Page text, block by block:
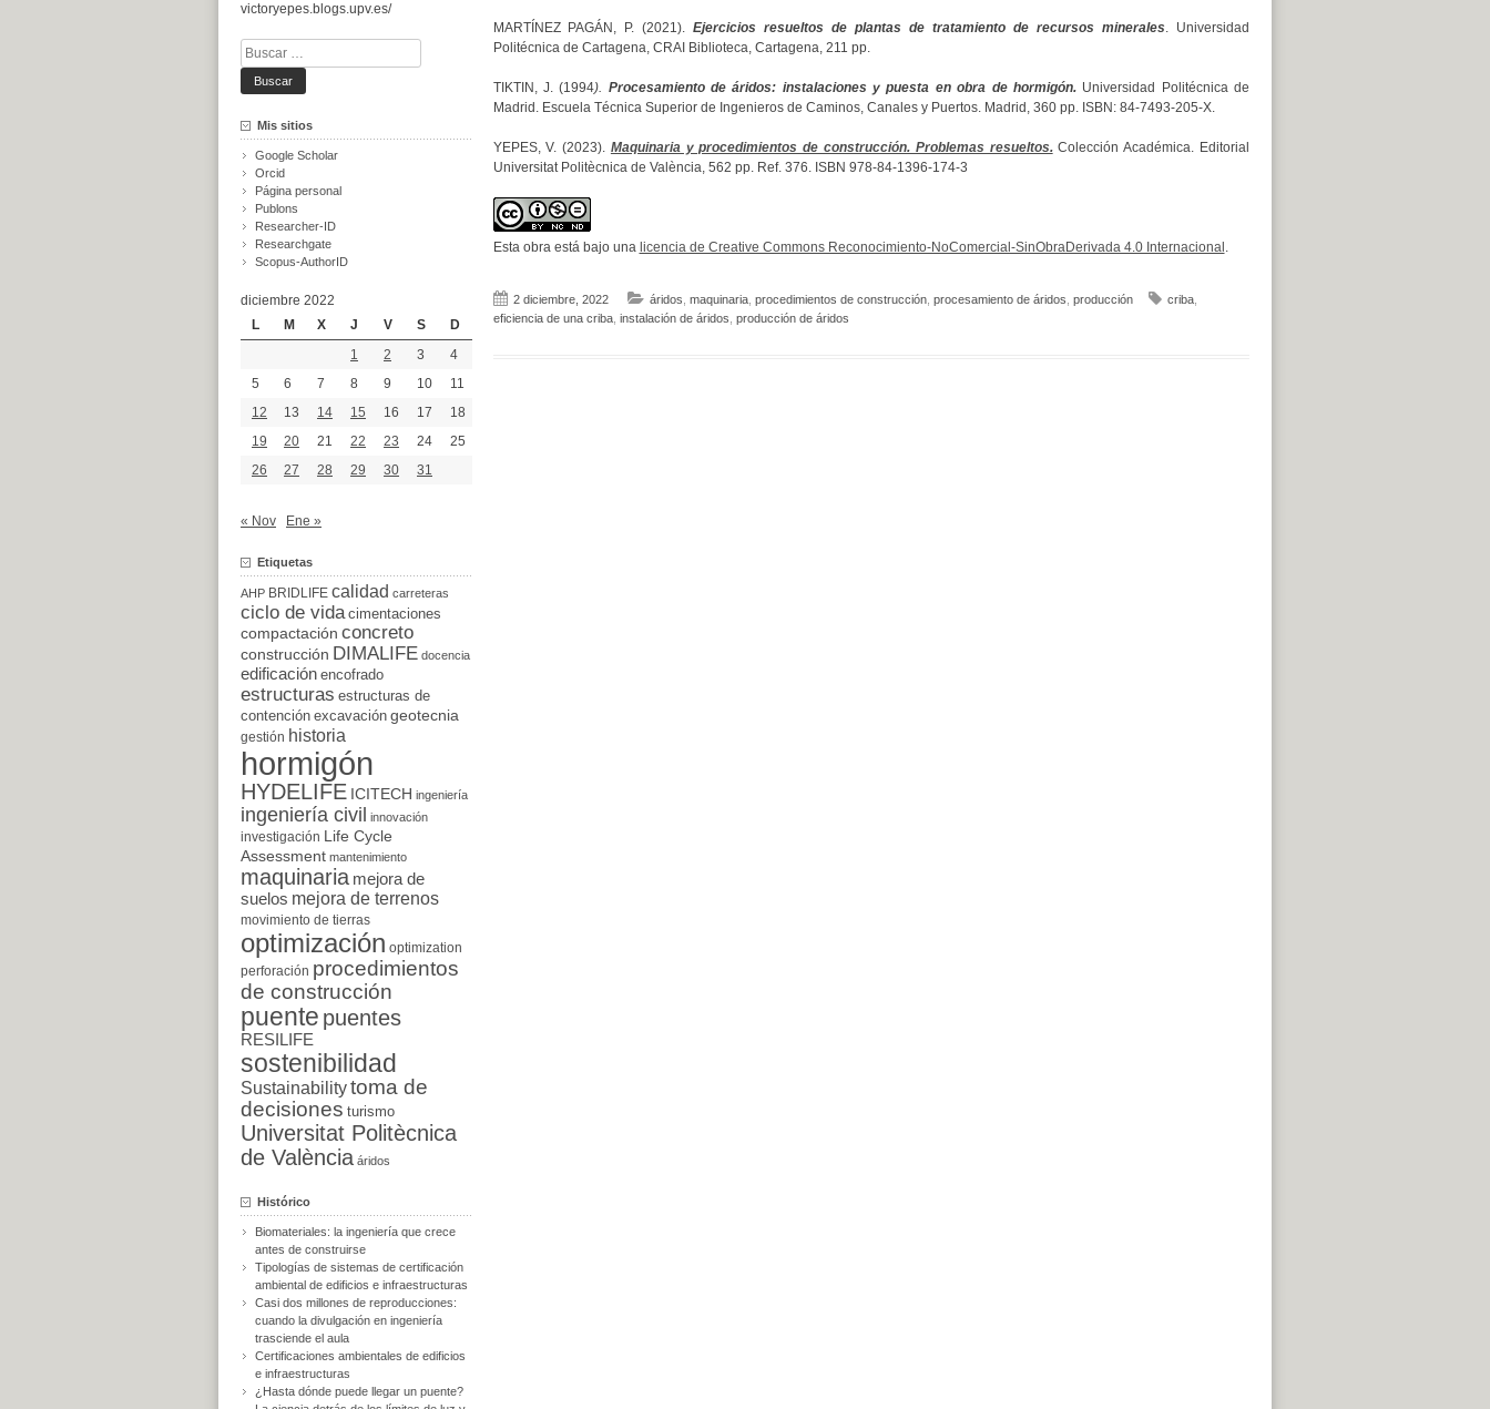
MARTÍNEZ PAGÁN, P. (2021).Ejercicios resueltos de plantas de tratamiento de recursos minerales. Universidad
Politécnica de Cartagena, CRAI Biblioteca, Cartagena, 211 pp.
TIKTIN, J. (1994). Procesamiento de áridos: instalaciones y puesta en obra de hormigón.Universidad Politécnica de
Madrid. Escuela Técnica Superior de Ingenieros de Caminos, Canales y Puertos. Madrid, 360 pp. ISBN: 84-7493-205-X.
YEPES, V. (2023). Maquinaria y procedimientos de construcción. Problemas resueltos.Colección Académica. Editorial
Universitat Politècnica de València, 562 pp. Ref. 376. ISBN 978-84-1396-174-3
Esta obra está bajo una licencia de Creative Commons Reconocimiento-NoComercial-SinObraDerivada 4.0 Internacional .
2 diciembre, 2022 áridos maquinaria, procedimientos de construcción, procesamiento de áridos producción criba,
eficiencia de una criba, instalación de áridos producción de áridos
victoryepes.blogs.upv.es/
Buscar:
Mis sitios
Google Scholar
Orcid
Página personal
Publons
Researcher-ID
Researchgate
Scopus-AuthorID
diciembre 2022
L
M X J V S
D
1
2 3
4
5
6 7 8 9 10
11
12
13 14 15 16 17
18
19
20 21 22 23 24
25
26
27 28 29 30 31
« Nov Ene »
Etiquetas
AHP BRIDLIFE calidad carreteras
ciclo de vida cimentaciones
compactación concreto
construcción DIMALIFE docencia
edificación encofrado
estructuras estructuras de
contención excavación geotecnia
gestión historia
hormigón
HYDELIFE ICITECH ingeniería
ingeniería civil innovación
investigación
Life Cycle
Assessment mantenimiento
maquinaria mejora de
suelos mejora de terrenos
movimiento de tierras
optimización optimization
perforación procedimientos
de construcción
puente puentes
RESILIFE
sostenibilidad
Sustainabilitytoma de
decisiones turismo
Universitat Politècnica
de València áridos
Histórico
Biomateriales: la ingeniería que crece
antes de construirse
Tipologías de sistemas de certificación
ambiental de edificios e infraestructuras
Casi dos millones de reproducciones:
cuando la divulgación en ingeniería
trasciende el aula
Certificaciones ambientales de edificios
e infraestructuras
¿Hasta dónde puede llegar un puente?